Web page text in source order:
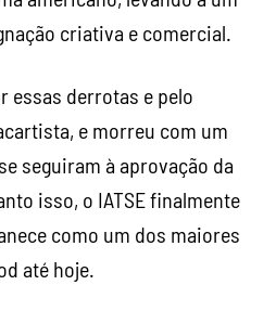
seguiram à aprovação da
como um dos maiores
até hoje.
alta em
1980, quando Ronald
do SAG a presidente